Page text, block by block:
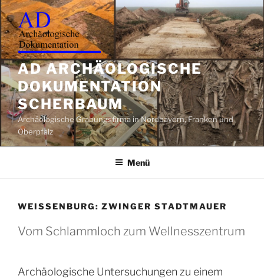
Zum
Inhalt
springen
AD ARCHÄOLOGISCHE
DOKUMENTATION
SCHERBAUM
Archäologische Grabungsfirma in Nordbayern, Franken und
Oberpfalz
Menü
WEISSENBURG: ZWINGER STADTMAUER
Vom Schlammloch zum Wellnesszentrum
Archäologische Untersuchungen zu einem